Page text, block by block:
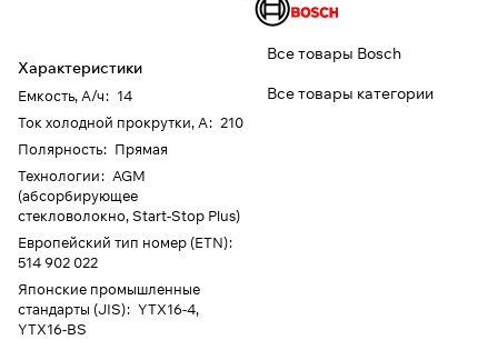
Характеристики
Емкость, А/ч: 14
Ток холодной прокрутки, А: 210
Полярность: Прямая
Технологии: AGM
(абсорбирующее
стекловолокно, Start-Stop Plus)
Европейский тип номер (ETN):
514 902 022
Японские промышленные
стандарты (JIS): YTX16-4,
YTX16-BS
Все товары Bosch
Все товары категории